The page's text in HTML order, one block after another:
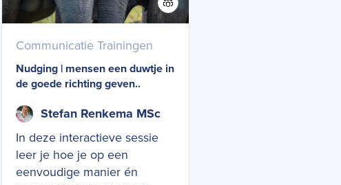
Communicatie Trainingen
Nudging | mensen een duwtje in
de goede richting geven..
Stefan Renkema MSc
In deze interactieve sessie
leer je hoe je op een
eenvoudige manier én